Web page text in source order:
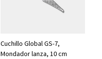
Cuchillo Global GS-7,
Mondador lanza, 10 cm